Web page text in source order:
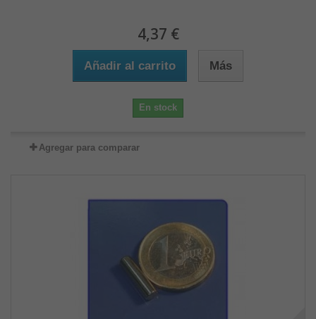
4,37 €
Añadir al carrito Más
En stock
Agregar para comparar